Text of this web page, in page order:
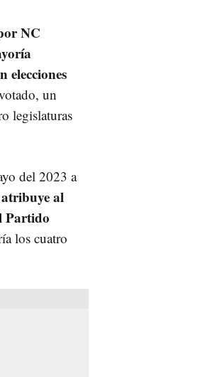
NC
elecciones
un
legislaturas
del 2023 a
al
Partido
los cuatro